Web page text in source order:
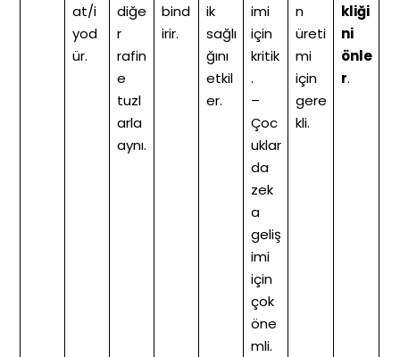
at/i
yod
ür.
diğe
r
rafin
e
tuzl
arla
aynı.
bind
irir.
ik
sağlı
ğını
etkil
er.
imi
için
kritik
.
–
Çoc
uklar
da
zek
a
geliş
imi
için
çok
öne
mli.
n
üreti
mi
için
gere
kli.
kliği
ni
önle
r.